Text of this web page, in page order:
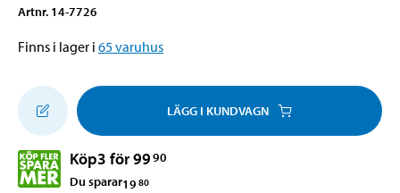
Artnr. 14-7726
Finns i lager i 65varuhus
LÄGG I KUNDVAGN
Köp3 för 9990
Du sparar19 80